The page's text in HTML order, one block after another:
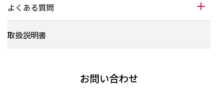
よくある質問
取扱説明書
お問い合わせ